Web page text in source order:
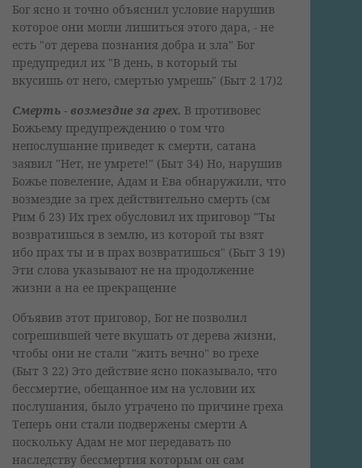
Бог ясно и точно объяснил условие нарушив
которое они могли лишиться этого дара, - не
есть "от дерева познания добра и зла" Бог
предупредил их "В день, в который ты
вкусишь от него, смертью умрешь" (Быт 2 17)2
Смерть - возмездие за грех. В противовес
Божьему предупреждению о том что
непослушание приведет к смерти, сатана
заявил "Нет, не умрете!" (Быт 34) Но, нарушив
Божье повеление, Адам и Ева обнаружили, что
возмездие за грех действительно смерть (см
Рим б 23) Их грех обусловил их приговор "Ты
возвратишься в землю, из которой ты взят
ибо прах ты и в прах возвратишься" (Бьгг 3 19)
Эти слова указывают не на продолжение
жизни а на ее прекращение
Объявив этот приговор, Бог не позволил
согрешившей чете вкушать от дерева жизни,
чтобы они не стали "жить вечно" во грехе
(Быт 3 22) Это действие ясно показывало, что
бессмертие, обещанное им на условии их
послушания, было утрачено по причине греха
Теперь они стали подвержены смерти А
поскольку Адам не мог передавать по
наследству бессмертия которым он сам